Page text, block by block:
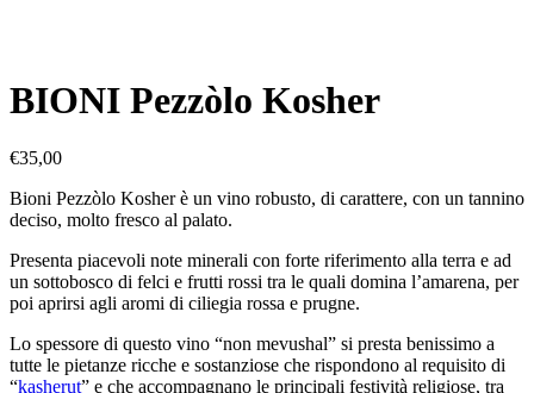
750 ml
BIONI Pezzòlo Kosher
€35,00
Bioni Pezzòlo Kosher è un vino robusto, di carattere, con un tannino
deciso, molto fresco al palato.
Presenta piacevoli note minerali con forte riferimento alla terra e ad
un sottobosco di felci e frutti rossi tra le quali domina l’amarena, per
poi aprirsi agli aromi di ciliegia rossa e prugne.
Lo spessore di questo vino “non mevushal” si presta benissimo a
tutte le pietanze ricche e sostanziose che rispondono al requisito di
“kasherut” e che accompagnano le principali festività religiose, tra